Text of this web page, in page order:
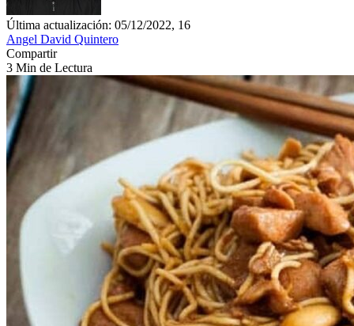
Última actualización: 05/12/2022, 16
Angel David Quintero
Compartir
3 Min de Lectura